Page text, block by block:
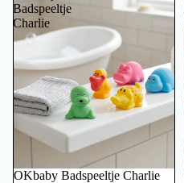
Badspeeltje
Charlie
OKbaby Badspeeltje Charlie